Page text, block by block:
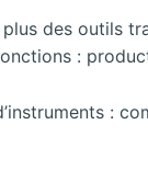
des outils
:
: